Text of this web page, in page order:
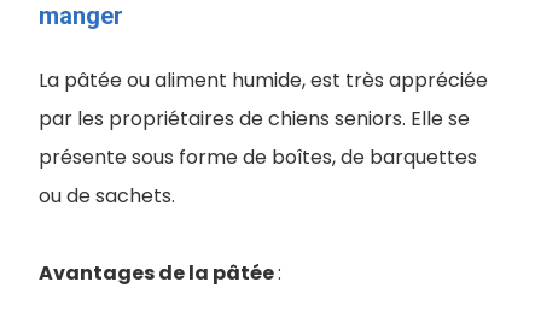
manger
La pâtée ou aliment humide, est très appréciée
par les propriétaires de chiens seniors. Elle se
présente sous forme de boîtes, de barquettes
ou de sachets.
Avantages de la pâtée: